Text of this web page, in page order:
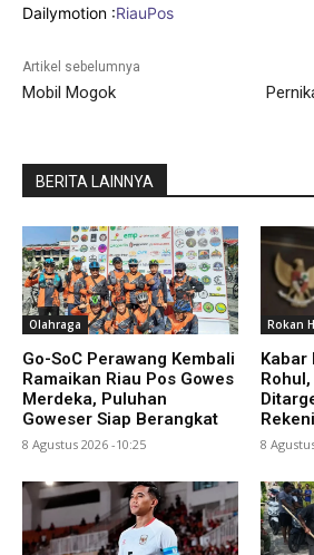
Dailymotion :RiauPos
Artikel sebelumnya
Mobil Mogok
BERITA LAINNYA
Olahraga
Go-SoC Perawang Kembali
Ramaikan Riau Pos Gowes
Merdeka, Puluhan
Goweser Siap Berangkat
8 Agustus 2026 -10:25
Rokan
Kabar
8